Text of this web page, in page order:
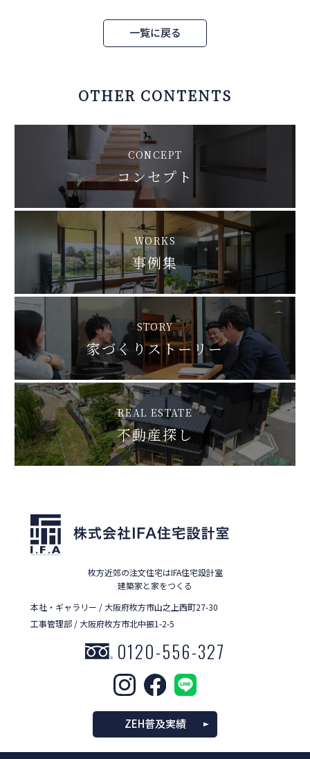
一覧に戻る
OTHER CONTENTS
CONCEPT
コンセプト
WORKS
事例集
STORY
家づくりストーリー
REAL ESTATE
不動産探し
枚方近郊の注文住宅はIFA住宅設計室
建築家と家をつくる
本社・ギャラリー / 大阪府枚方市山之上西町27-30
工事管理部 / 大阪府枚方市北中振1-2-5
0120-556-327
ZEH普及実績